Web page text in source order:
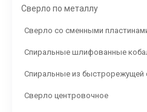
Сверло по металлу
Сверло со сменными
Спиральные шлифованные
Спиральные из быстрорежущей
Сверло центровочное